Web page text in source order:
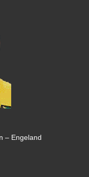
– Engeland